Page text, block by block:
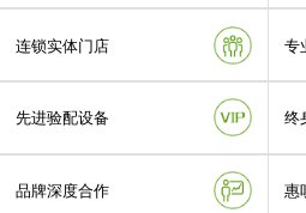
连锁实体门店 专
先进验配设备 终
品牌深度合作 惠